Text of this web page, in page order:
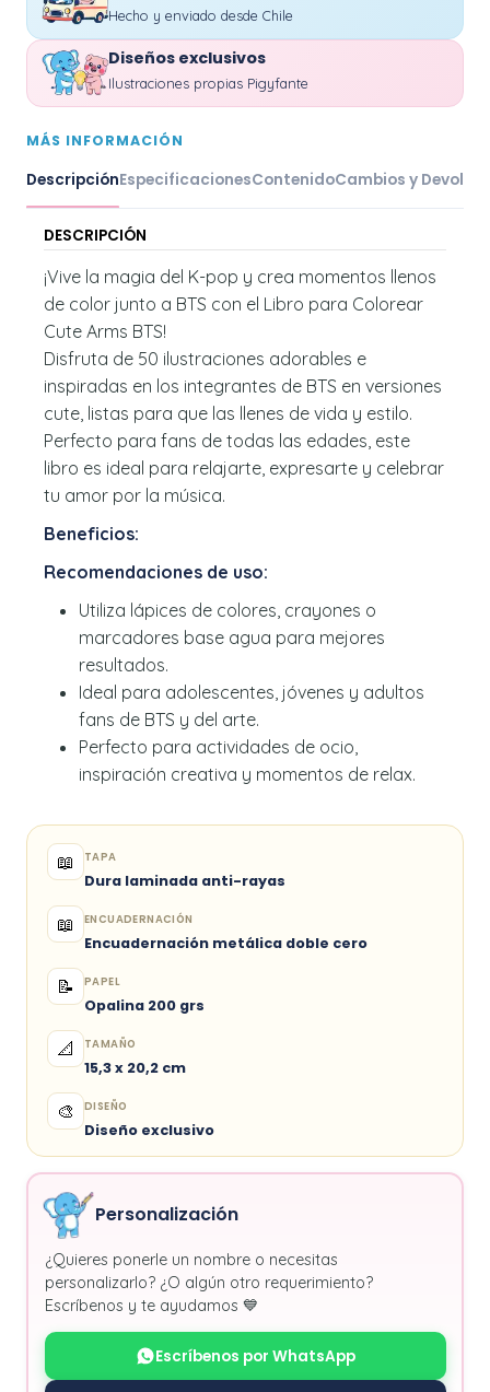
Hecho y enviado desde Chile
Diseños exclusivos
Ilustraciones propias Pigyfante
MÁS INFORMACIÓN
DescripciónEspecificacionesContenidoCambios y
DESCRIPCIÓN
¡Vive la magia del K-pop y crea momentos llenos
de color junto a BTS con el Libro para Colorear
Cute Arms BTS!
Disfruta de 50 ilustraciones adorables e
inspiradas en los integrantes de BTS en versiones
cute, listas para que las llenes de vida y estilo.
Perfecto para fans de todas las edades, este
libro es ideal para relajarte, expresarte y celebrar
tu amor por la música.
Beneficios:
Recomendaciones de uso:
Utiliza lápices de colores, crayones o
marcadores base agua para mejores
resultados.
Ideal para adolescentes, jóvenes y adultos
fans de BTS y del arte.
Perfecto para actividades de ocio,
inspiración creativa y momentos de relax.
📖 TAPA
Dura laminada anti-rayas
📖 ENCUADERNACIÓN
Encuadernación metálica doble cero
📝 PAPEL
Opalina 200 grs
📐 TAMAÑO
15,3 x 20,2 cm
🎨 DISEÑO
Diseño exclusivo
Personalización
¿Quieres ponerle un nombre o necesitas
personalizarlo? ¿O algún otro requerimiento?
Escríbenos y te ayudamos 💙
Escríbenos por WhatsApp